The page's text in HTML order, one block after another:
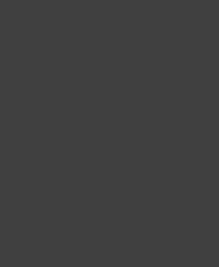
behält
den an
die
und